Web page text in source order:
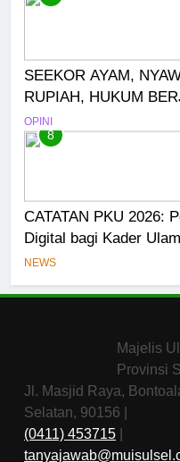
SEEKOR AYAM,
RUPIAH, HUKUM
OPINI
8
CATATAN PKU 2026:
Digital bagi Kader
NEWS
Majelis
Provinsi
Jl. Masjid Raya,
Selatan, 90156 |
(0411) 453715